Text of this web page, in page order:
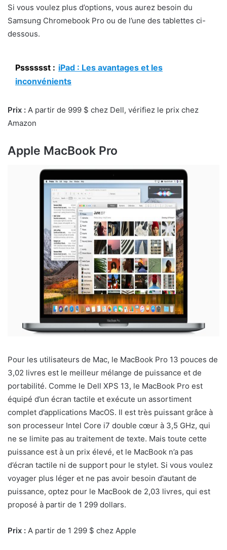
Si vous voulez plus d’options, vous aurez besoin du
Samsung Chromebook Pro ou de l’une des tablettes ci-
dessous.
Psssssst : iPad : Les avantages et les
inconvénients
Prix : A partir de 999 $ chez Dell, vérifiez le prix chez
Amazon
Apple MacBook Pro
Pour les utilisateurs de Mac, le MacBook Pro 13 pouces de
3,02 livres est le meilleur mélange de puissance et de
portabilité. Comme le Dell XPS 13, le MacBook Pro est
équipé d’un écran tactile et exécute un assortiment
complet d’applications MacOS. Il est très puissant grâce à
son processeur Intel Core i7 double cœur à 3,5 GHz, qui
ne se limite pas au traitement de texte. Mais toute cette
puissance est à un prix élevé, et le MacBook n’a pas
d’écran tactile ni de support pour le stylet. Si vous voulez
voyager plus léger et ne pas avoir besoin d’autant de
puissance, optez pour le MacBook de 2,03 livres, qui est
proposé à partir de 1 299 dollars.
Prix : A partir de 1 299 $ chez Apple